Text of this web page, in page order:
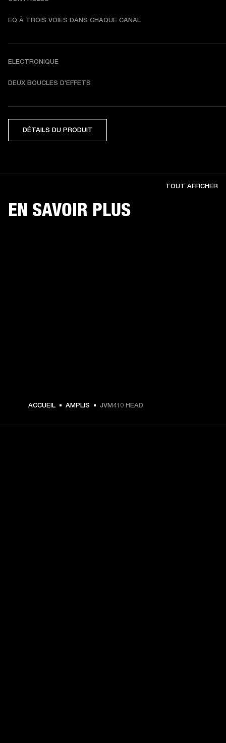
EQ À TROIS VOIES DANS CHAQUE CANAL
ELECTRONIQUE
DEUX BOUCLES D'EFFETS
DÉTAILS DU PRODUIT
EN SAVOIR PLUS
TOUT AFFICHER
ACCUEIL AMPLIS JVM410 HEAD